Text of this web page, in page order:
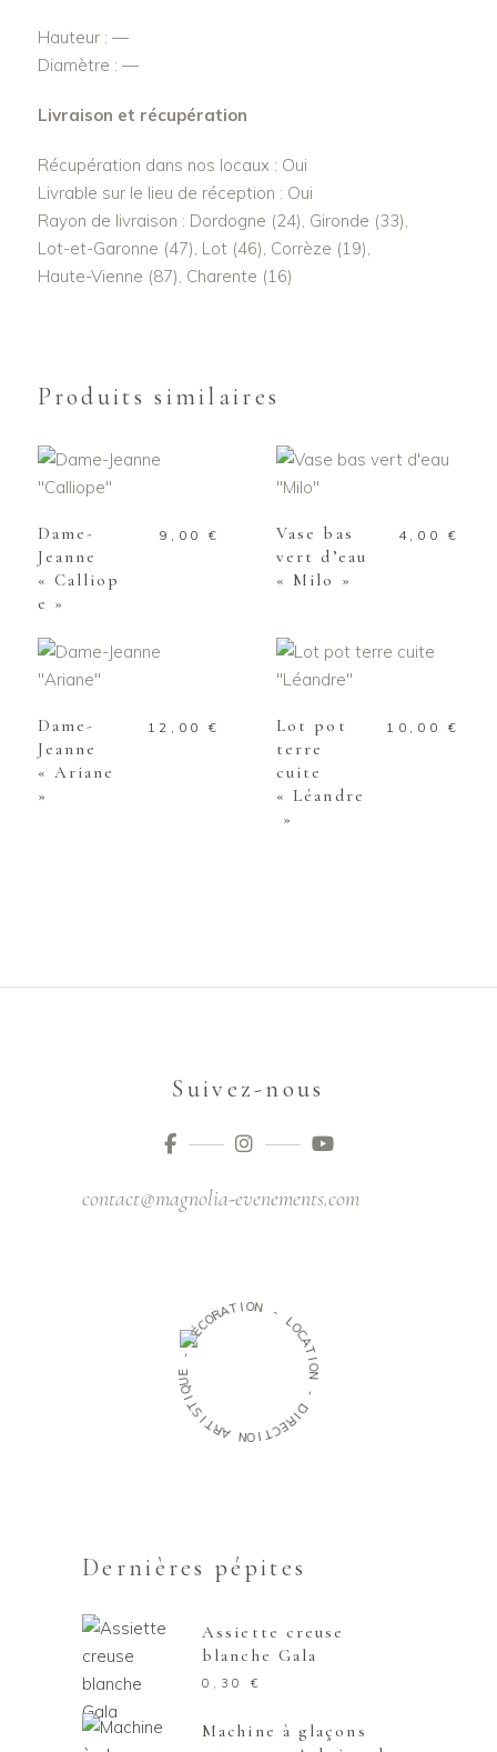
Hauteur : —
Diamètre : —
Livraison et récupération
Récupération dans nos locaux : Oui
Livrable sur le lieu de réception : Oui
Rayon de livraison : Dordogne (24), Gironde (33),
Lot-et-Garonne (47), Lot (46), Corrèze (19),
Haute-Vienne (87), Charente (16)
Produits similaires
AJOUTER AU
PANIER
Dame-
Jeanne
« Calliop
e »
9,00€
AJOUTER AU
Vase bas
vert d’eau
« Milo »
4,00 €
AJOUTER AU
PANIER
Dame-
Jeanne
« Ariane
»
12,00€
AJOUTER AU
PANIER
Lot pot
terre
cuite
« Léandre
»
10,00 €
Suivez-nous
contact@magnolia-evenements.com
D
ÉCORAT ION -
L
O
CA
T
I
O
N
-
D
I
R
E
C
T
I
O
N
A
R
T
I
S
T
I
Q
U
E
-
Dernières pépites
Assiette creuse
blanche Gala
0,30 €
Machine à glaçons